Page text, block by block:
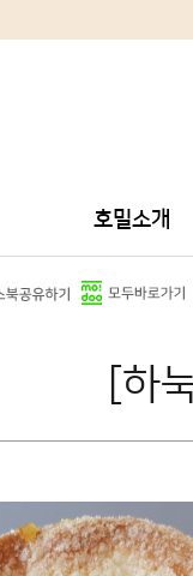
호밀소개
[하